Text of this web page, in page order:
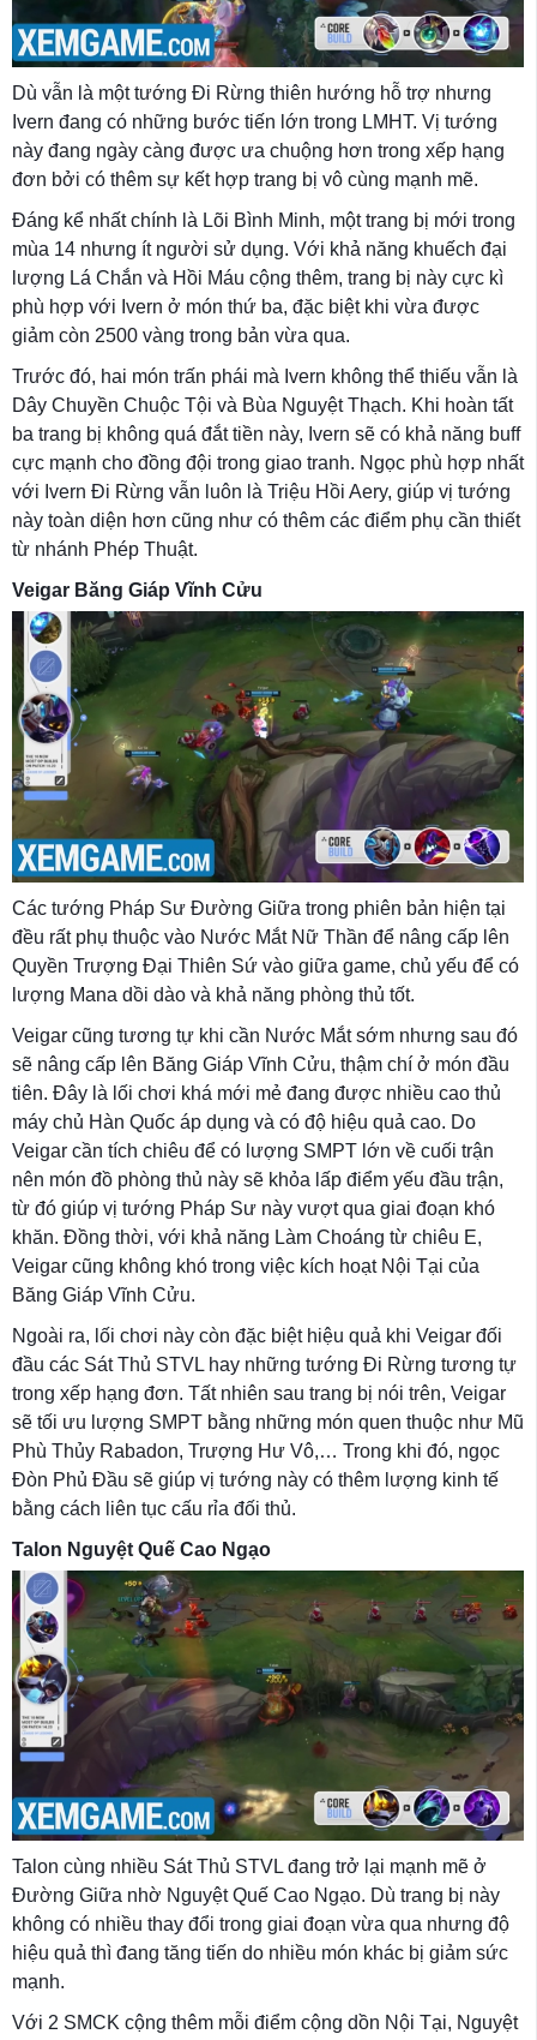
Dù vẫn là một tướng Đi Rừng thiên hướng hỗ trợ nhưng
Ivern đang có những bước tiến lớn trong LMHT. Vị tướng
này đang ngày càng được ưa chuộng hơn trong xếp hạng
đơn bởi có thêm sự kết hợp trang bị vô cùng mạnh mẽ.
Đáng kể nhất chính là Lõi Bình Minh, một trang bị mới trong
mùa 14 nhưng ít người sử dụng. Với khả năng khuếch đại
lượng Lá Chắn và Hồi Máu cộng thêm, trang bị này cực kì
phù hợp với Ivern ở món thứ ba, đặc biệt khi vừa được
giảm còn 2500 vàng trong bản vừa qua.
Trước đó, hai món trấn phái mà Ivern không thể thiếu vẫn là
Dây Chuyền Chuộc Tội và Bùa Nguyệt Thạch. Khi hoàn tất
ba trang bị không quá đắt tiền này, Ivern sẽ có khả năng buff
cực mạnh cho đồng đội trong giao tranh. Ngọc phù hợp nhất
với Ivern Đi Rừng vẫn luôn là Triệu Hồi Aery, giúp vị tướng
này toàn diện hơn cũng như có thêm các điểm phụ cần thiết
từ nhánh Phép Thuật.
Veigar Băng Giáp Vĩnh Cửu
Các tướng Pháp Sư Đường Giữa trong phiên bản hiện tại
đều rất phụ thuộc vào Nước Mắt Nữ Thần để nâng cấp lên
Quyền Trượng Đại Thiên Sứ vào giữa game, chủ yếu để có
lượng Mana dồi dào và khả năng phòng thủ tốt.
Veigar cũng tương tự khi cần Nước Mắt sớm nhưng sau đó
sẽ nâng cấp lên Băng Giáp Vĩnh Cửu, thậm chí ở món đầu
tiên. Đây là lối chơi khá mới mẻ đang được nhiều cao thủ
máy chủ Hàn Quốc áp dụng và có độ hiệu quả cao. Do
Veigar cần tích chiêu để có lượng SMPT lớn về cuối trận
nên món đồ phòng thủ này sẽ khỏa lấp điểm yếu đầu trận,
từ đó giúp vị tướng Pháp Sư này vượt qua giai đoạn khó
khăn. Đồng thời, với khả năng Làm Choáng từ chiêu E,
Veigar cũng không khó trong việc kích hoạt Nội Tại của
Băng Giáp Vĩnh Cửu.
Ngoài ra, lối chơi này còn đặc biệt hiệu quả khi Veigar đối
đầu các Sát Thủ STVL hay những tướng Đi Rừng tương tự
trong xếp hạng đơn. Tất nhiên sau trang bị nói trên, Veigar
sẽ tối ưu lượng SMPT bằng những món quen thuộc như Mũ
Phù Thủy Rabadon, Trượng Hư Vô,… Trong khi đó, ngọc
Đòn Phủ Đầu sẽ giúp vị tướng này có thêm lượng kinh tế
bằng cách liên tục cấu rỉa đối thủ.
Talon Nguyệt Quế Cao Ngạo
Talon cùng nhiều Sát Thủ STVL đang trở lại mạnh mẽ ở
Đường Giữa nhờ Nguyệt Quế Cao Ngạo. Dù trang bị này
không có nhiều thay đổi trong giai đoạn vừa qua nhưng độ
hiệu quả thì đang tăng tiến do nhiều món khác bị giảm sức
mạnh.
Với 2 SMCK cộng thêm mỗi điểm cộng dồn Nội Tại, Nguyệt